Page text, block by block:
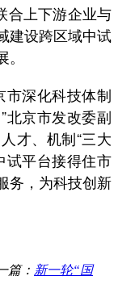
合上下游企业与
建设跨区域中试
深化科技体制
北京市发改委副
才、机制“三大
试平台接得住市
务，为科技创新
篇： 新一轮“国